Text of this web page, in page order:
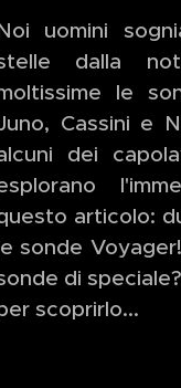
uomini
dalla
le
Cassini e
dei
articolo:
sonde
di
scoprirlo...